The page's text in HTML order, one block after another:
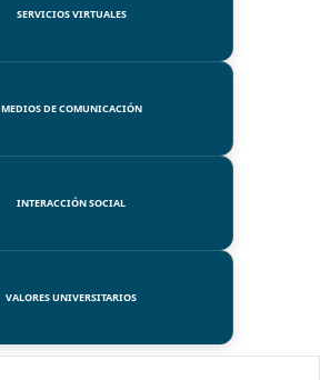
SERVICIOS VIRTUALES
MEDIOS DE COMUNICACIÓN
INTERACCIÓN SOCIAL
VALORES UNIVERSITARIOS